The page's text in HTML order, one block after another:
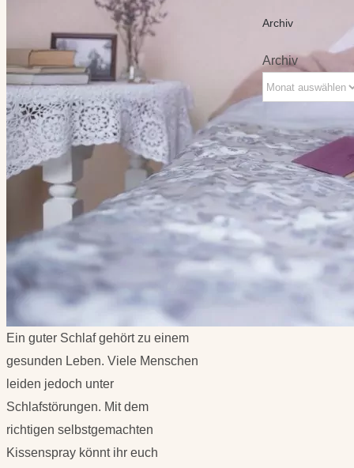
Ein guter Schlaf gehört zu einem
gesunden Leben. Viele Menschen
leiden jedoch unter
Schlafstörungen. Mit dem
richtigen selbstgemachten
Kissenspray könnt ihr euch
Archiv
Archiv